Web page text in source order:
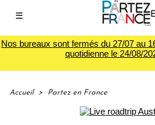
☰
Nos bureaux sont fermés du 27/07 au
quotidienne le 24/08/
Accueil > Partez en France